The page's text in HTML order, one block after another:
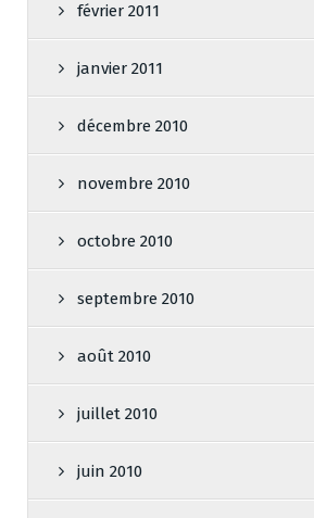
février 2011
janvier 2011
décembre 2010
novembre 2010
octobre 2010
septembre 2010
août 2010
juillet 2010
juin 2010